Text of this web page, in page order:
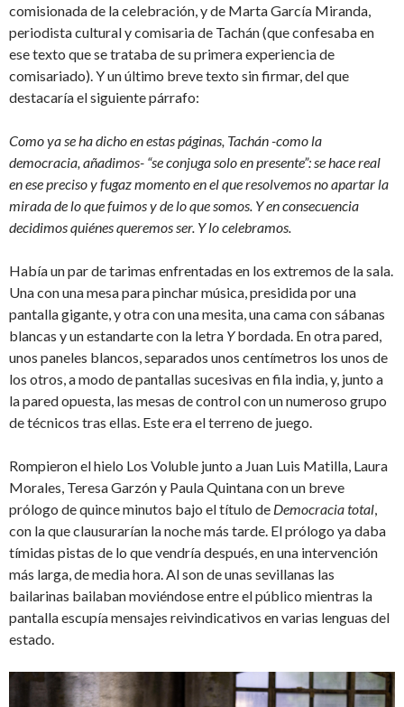
comisionada de la celebración, y de Marta García Miranda,
periodista cultural y comisaria de Tachán (que confesaba en
ese texto que se trataba de su primera experiencia de
comisariado). Y un último breve texto sin firmar, del que
destacaría el siguiente párrafo:
Como ya se ha dicho en estas páginas, Tachán -como la
democracia, añadimos- “se conjuga solo en presente”: se hace real
en ese preciso y fugaz momento en el que resolvemos no apartar la
mirada de lo que fuimos y de lo que somos. Y en consecuencia
decidimos quiénes queremos ser. Y lo celebramos.
Había un par de tarimas enfrentadas en los extremos de la sala.
Una con una mesa para pinchar música, presidida por una
pantalla gigante, y otra con una mesita, una cama con sábanas
blancas y un estandarte con la letra Ybordada. En otra pared,
unos paneles blancos, separados unos centímetros los unos de
los otros, a modo de pantallas sucesivas en fila india, y, junto a
la pared opuesta, las mesas de control con un numeroso grupo
de técnicos tras ellas. Este era el terreno de juego.
Rompieron el hielo Los Voluble junto a Juan Luis Matilla, Laura
Morales, Teresa Garzón y Paula Quintana con un breve
prólogo de quince minutos bajo el título de Democracia total
con la que clausurarían la noche más tarde. El prólogo ya daba
tímidas pistas de lo que vendría después, en una intervención
más larga, de media hora. Al son de unas sevillanas las
bailarinas bailaban moviéndose entre el público mientras la
pantalla escupía mensajes reivindicativos en varias lenguas del
estado.